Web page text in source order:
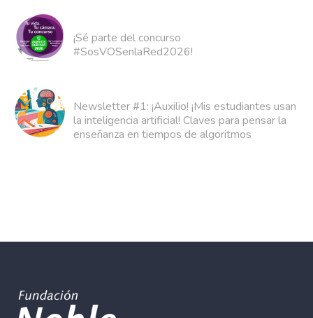
¡Sé parte del concurso
#SosVOSenlaRed2026!
Newsletter #1: ¡Auxilio! ¡Mis estudiantes usan
la inteligencia artificial! Claves para pensar la
enseñanza en tiempos de algoritmos